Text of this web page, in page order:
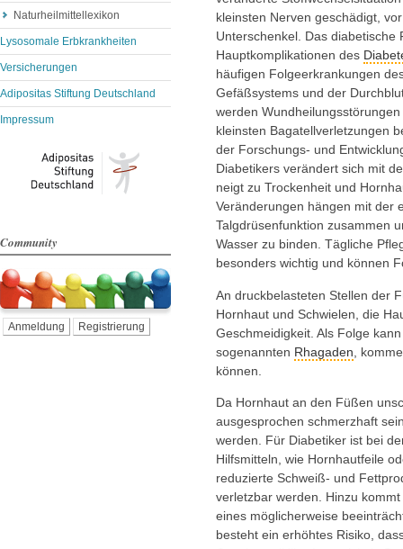
Naturheilmittellexikon
Lysosomale Erbkrankheiten
Versicherungen
Adipositas Stiftung Deutschland
Impressum
Community
Anmeldung Registrierung
kleinsten Nerven geschädigt,
Unterschenkel. Das
Hauptkomplikationen des
häufigen Folgeerkrankungen
Gefäßsystems und der
werden
kleinsten Bagatellverletzungen
der Forschungs- und
Diabetikers verändert sich mit
neigt zu Trockenheit und
Veränderungen hängen mit der
Talgdrüsenfunktion zusammen
Wasser zu binden. Tägliche
besonders wichtig und können
An druckbelasteten Stellen der
Hornhaut und Schwielen, die
Geschmeidigkeit. Als Folge
sogenannten Rhagaden ,
können.
Da Hornhaut an den Füßen
ausgesprochen schmerzhaft
werden. Für Diabetiker ist bei
Hilfsmitteln, wie Hornhautfeile
reduzierte Schweiß- und
verletzbar werden. Hinzu
eines möglicherweise
besteht ein erhöhtes Risiko,